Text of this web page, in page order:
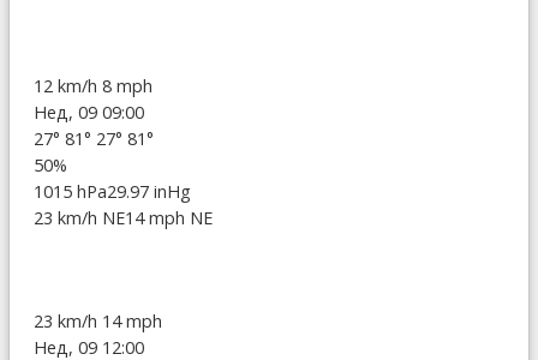
12 km/h 8 mph
Нед, 09 09:00
27° 81° 27° 81°
50%
1015 hPa29.97 inHg
23 km/h NE14 mph NE
23 km/h 14 mph
Нед, 09 12:00